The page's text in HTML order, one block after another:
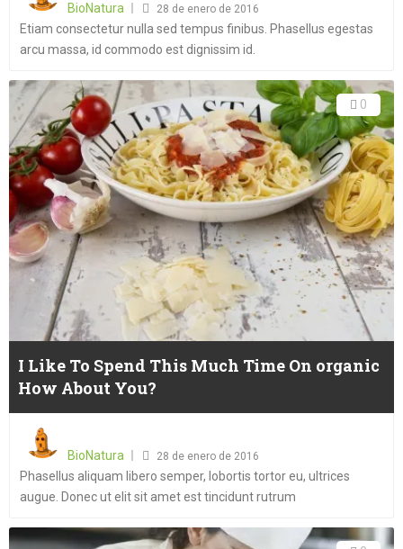
BioNatura
28 de enero de 2016
Etiam consectetur nulla sed tempus finibus. Phasellus egestas
arcu massa, id commodo est dignissim id.
0
I Like To Spend This Much Time On organic
How About You?
BioNatura
28 de enero de 2016
Phasellus aliquam libero semper, lobortis tortor eu, ultrices
augue. Donec ut elit sit amet est tincidunt rutrum